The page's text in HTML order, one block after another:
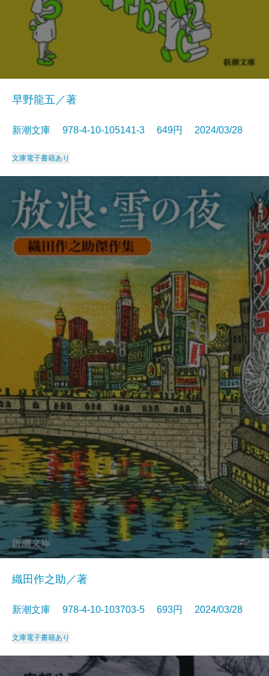
早野龍五／著
新潮文庫 978-4-10-105141-3 649円 2024/03/28
文庫電子書籍あり
織田作之助／著
新潮文庫 978-4-10-103703-5 693円 2024/03/28
文庫電子書籍あり